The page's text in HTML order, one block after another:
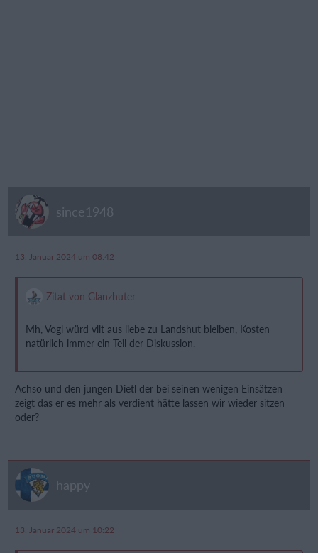
since1948
13. Januar 2024 um 08:42
Zitat von Glanzhuter
Mh, Vogl würd vllt aus liebe zu Landshut bleiben, Kosten
natürlich immer ein Teil der Diskussion.
Achso und den jungen Dietl der bei seinen wenigen Einsätzen
zeigt das er es mehr als verdient hätte lassen wir wieder sitzen
oder?
happy
13. Januar 2024 um 10:22